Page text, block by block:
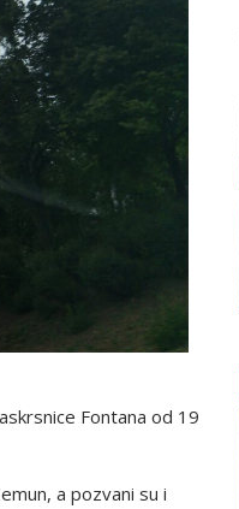
Fontana od 19
a pozvani su i